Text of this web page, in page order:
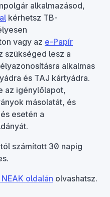
alkalmazásod,
kérhetsz TB-
vagy az e-Papír
szükséged lesz a
alkalmas
és TAJ kártyádra.
az igénylőlapot,
másolatát, és
esetén a
számított 30 napig
NEAK oldalán olvashatsz.